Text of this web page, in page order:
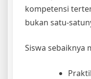
kompetensi
bukan satu-
Siswa sebaiknya